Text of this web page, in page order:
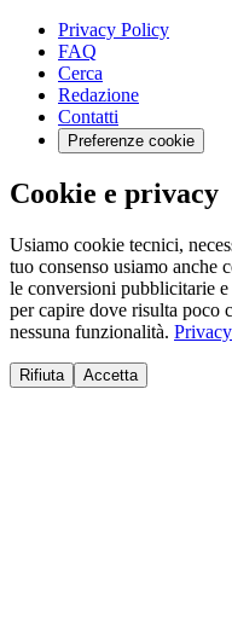
Privacy Policy
FAQ
Cerca
Redazione
Contatti
Preferenze cookie
Cookie e privacy
Usiamo cookie tecnici,
tuo consenso usiamo anche
le conversioni pubblicitarie
per capire dove risulta poco
nessuna funzionalità.
Rifiuta Accetta